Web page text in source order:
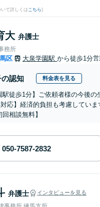
て詳しくはこちら)
大 弁護士
務所
区 大泉学園駅 から徒歩1分営
の認知 料金表を見る
駅徒歩1分】ご依頼者様の今後
応】経済的負担も考慮してい
相談無料】
弁護士 インタビューを見る